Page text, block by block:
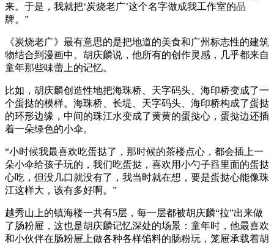
来。于是，我就把‘炭烧老广’这个名字做成我工作室的品
牌。”
《炭烧老广》最有意思的是把地道的美食和广州标志性的建筑
物结合到漫画中。胡庆麟说，他所有的创作灵感，几乎都来自
童年那些味蕾上的记忆。
比如，胡庆麟创造性地把海珠桥、天字码头、海印桥变成了一
个蛋挞的模样。海珠桥、长堤、天字码头、海印桥构成了蛋挞
的环形边缘，中间的珠江水变成了黄黄的蛋挞心，蛋挞边还插
着一朵绿色的小伞。
“小时候我最喜欢吃蛋挞了，那时候的茶楼点心，都会插上一
朵小伞给孩子玩的，我们吃蛋挞，喜欢用小勺子舀里面的蛋挞
心吃，但没几口就没有了，我当时就在想，要是蛋挞心能像珠
江这样大，该有多好啊。”
越秀山上的镇海楼一共有5层，每一层都被胡庆麟“拉”出来做
了肠粉屉，这也是胡庆麟记忆深处的场景：童年时，他最喜欢
和小伙伴在肠粉屉上做各种各样馅料的肠粉玩，笼屉承载着胡